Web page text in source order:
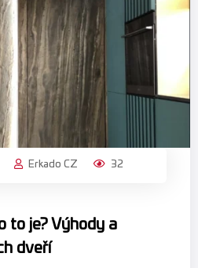
Erkado CZ 32
to je? Výhody a
dveří